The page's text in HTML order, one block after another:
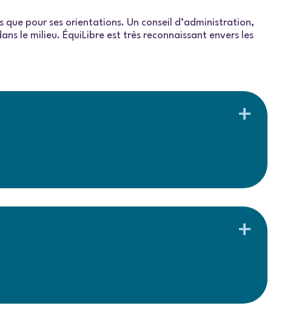
pour ses orientations. Un conseil d’administration,
le milieu. ÉquiLibre est très reconnaissant envers les